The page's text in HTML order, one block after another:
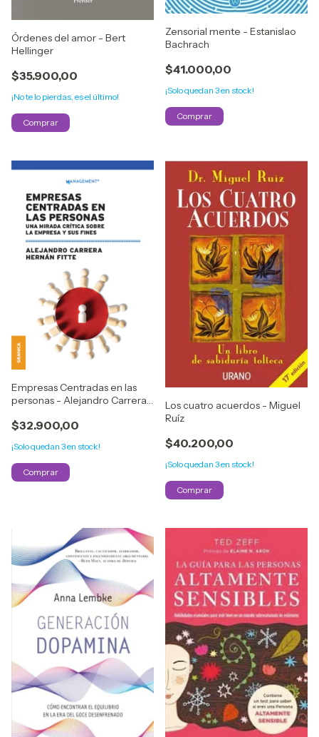
Órdenes del amor - Bert
Hellinger
$35.900,00
¡No te lo pierdas, es el último!
Zensorial mente - Estanislao
Bachrach
$41.000,00
¡Solo quedan 3en stock!
Empresas Centradas en las
personas - Alejandro Carrera /
$32.900,00
¡Solo quedan 3en stock!
Los cuatro acuerdos - Miguel
Ruíz
$40.200,00
¡Solo quedan 3en stock!